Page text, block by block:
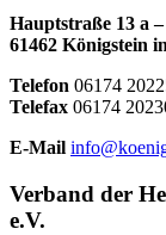
Hauptstraße 13 a
61462 Königstein
Telefon 06174
Telefax 06174
E-Mail
Verband der
e.V.